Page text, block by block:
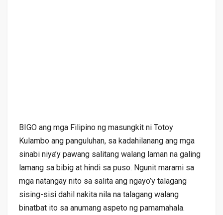
BIGO ang mga Filipino ng masungkit ni Totoy
Kulambo ang panguluhan, sa kadahilanang ang mga
sinabi niya’y pawang salitang walang laman na galing
lamang sa bibig at hindi sa puso. Ngunit marami sa
mga natangay nito sa salita ang ngayo’y talagang
sising-sisi dahil nakita nila na talagang walang
binatbat ito sa anumang aspeto ng pamamahala.